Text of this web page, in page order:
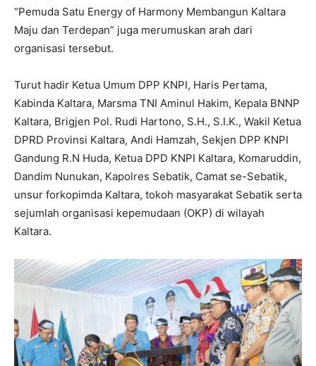
“Pemuda Satu Energy of Harmony Membangun Kaltara
Maju dan Terdepan” juga merumuskan arah dari
organisasi tersebut.
Turut hadir Ketua Umum DPP KNPI, Haris Pertama,
Kabinda Kaltara, Marsma TNI Aminul Hakim, Kepala BNNP
Kaltara, Brigjen Pol. Rudi Hartono, S.H., S.I.K., Wakil Ketua
DPRD Provinsi Kaltara, Andi Hamzah, Sekjen DPP KNPI
Gandung R.N Huda, Ketua DPD KNPI Kaltara, Komaruddin,
Dandim Nunukan, Kapolres Sebatik, Camat se-Sebatik,
unsur forkopimda Kaltara, tokoh masyarakat Sebatik serta
sejumlah organisasi kepemudaan (OKP) di wilayah
Kaltara.